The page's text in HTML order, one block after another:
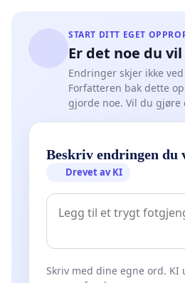
START DITT EGET
Er det noe du
Endringer skjer ikke
Forfatteren bak dette
gjorde noe. Vil du gjøre
Beskriv endringen du
Drevet av KI
Skriv med dine egne ord.